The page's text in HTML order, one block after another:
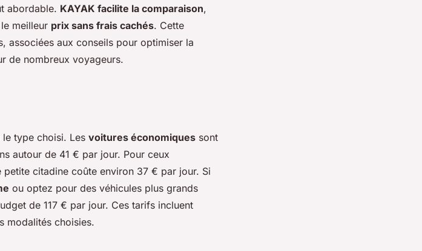
abordable. KAYAK facilite la comparaison,
meilleur prix sans frais cachés. Cette
associées aux conseils pour optimiser la
de nombreux voyageurs.
le type choisi. Les voitures économiques sont
autour de 41 € par jour. Pour ceux
petite citadine coûte environ 37 € par jour. Si
ou optez pour des véhicules plus grands
de 117 € par jour. Ces tarifs incluent
modalités choisies.